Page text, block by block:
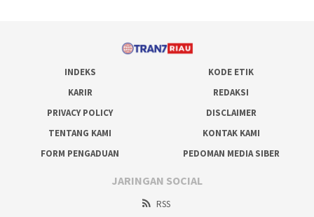
INDEKS
KODE ETIK
KARIR
REDAKSI
PRIVACY POLICY
DISCLAIMER
TENTANG KAMI
KONTAK KAMI
FORM PENGADUAN
PEDOMAN MEDIA SIBER
JARINGAN SOCIAL
RSS